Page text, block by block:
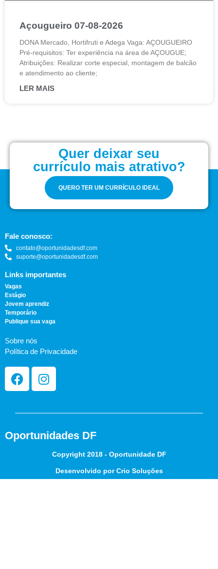
Açougueiro 07-08-2026
DONA Mercado, Hortifruti e Adega Vaga: AÇOUGUEIRO
Pré-requisitos: Ter experiência na área de AÇOUGUE;
Atribuições: Realizar corte especial, montagem de balcão
e atendimento ao cliente;
LER MAIS
Quer deixar seu
currículo mais atrativo?
QUERO TER UM CURRÍCULO IDEAL
Fale conosco:
contato@oportunidadesdf.com
suporte@oportunidadesdf.com
Links importantes
Vagas
Estágio
Jovem aprendiz
Temporário
Publique sua vaga
Sobre nós
Política de Privacidade
Oportunidades DF
Copyright 2018 - Oportunidade DF
Desenvolvido por Crio Soluções